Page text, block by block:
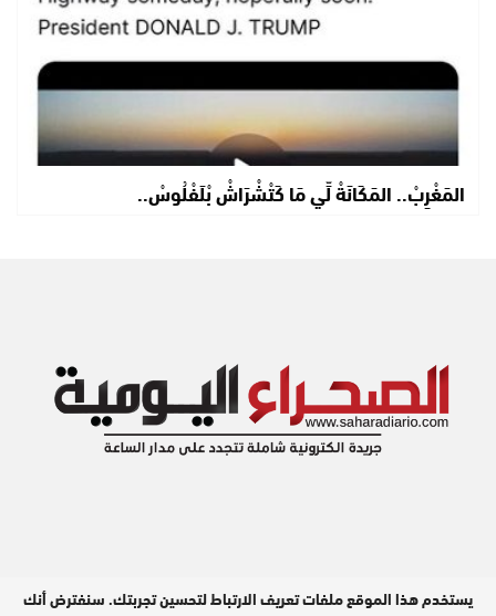
المَغْرِبْ.. المَكَانَةْ لِّي مَا كَتْشْرَاشْ بْلَفْلُوسْ..
يستخدم هذا الموقع ملفات تعريف الارتباط لتحسين تجربتك. سنفترض أنك